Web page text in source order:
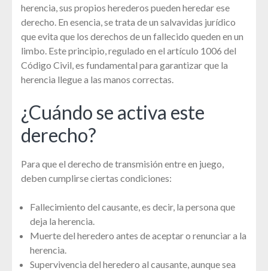
herencia, sus propios herederos pueden heredar ese
derecho. En esencia, se trata de un salvavidas jurídico
que evita que los derechos de un fallecido queden en un
limbo. Este principio, regulado en el artículo 1006 del
Código Civil, es fundamental para garantizar que la
herencia llegue a las manos correctas.
¿Cuándo se activa este
derecho?
Para que el derecho de transmisión entre en juego,
deben cumplirse ciertas condiciones:
Fallecimiento del causante, es decir, la persona que
deja la herencia.
Muerte del heredero antes de aceptar o renunciar a la
herencia.
Supervivencia del heredero al causante, aunque sea